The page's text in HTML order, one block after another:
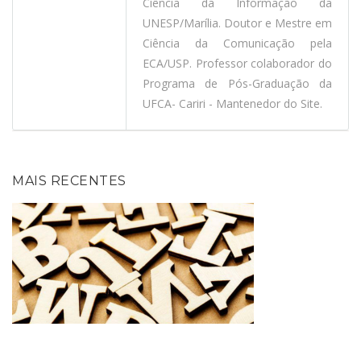
UNESP/Marília. Doutor e Mestre em
Ciência da Comunicação pela
ECA/USP. Professor colaborador do
Programa de Pós-Graduação da
UFCA- Cariri - Mantenedor do Site.
MAIS RECENTES